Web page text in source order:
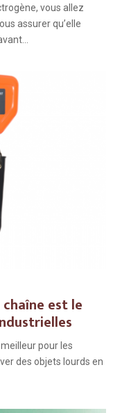
vous allez
assurer qu’elle
est le
pour les
des objets lourds en